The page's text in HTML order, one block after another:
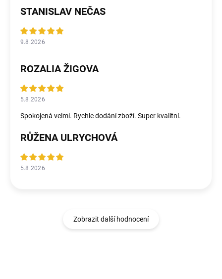
STANISLAV NEČAS
9.8.2026
ROZALIA ŽIGOVA
5.8.2026
Spokojená velmi. Rychle dodání zboží. Super kvalitní.
RŮŽENA ULRYCHOVÁ
5.8.2026
Zobrazit další hodnocení